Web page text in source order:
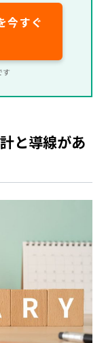
今すぐ
す
と導線があ